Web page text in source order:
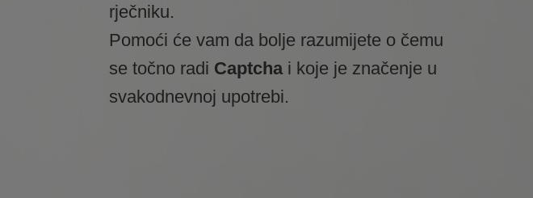
rječniku.
Pomoći će vam da bolje razumijete o čemu
se točno radi Captchai koje je značenje u
svakodnevnoj upotrebi.